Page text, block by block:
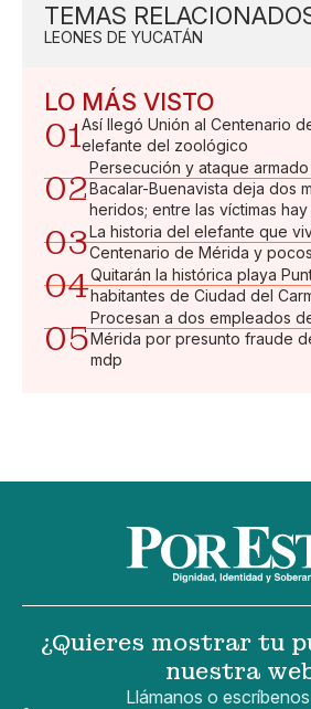
TEMAS
LEONES DE YUCATÁN
LO MÁS VISTO
01Así llegó Unión al Centenario
elefante del zoológico
02
Persecución y ataque
Bacalar-Buenavista deja dos
heridos; entre las víctimas hay
03La historia del elefante que
Centenario de Mérida y
04Quitarán la histórica playa
habitantes de Ciudad del
05
Procesan a dos empleados
Mérida por presunto fraude
mdp
¿Quieres mostrar tu
nuestra
Llámanos o